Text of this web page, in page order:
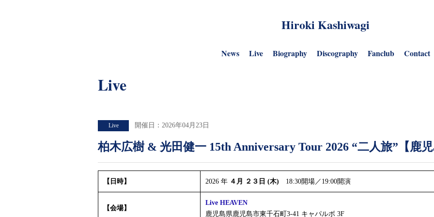
Hiroki Kashiwagi
News Live Biography Discography Fanclub Contact
Live
Live 開催日：2026年04月23日
柏木広樹 & 光田健一 15th Anniversary Tour 2026 “二人旅”【鹿
【日時】 2026 年 ４月 ２３日 (木) 18:30開場／19:00開演
【会場】
Live HEAVEN
鹿児島県鹿児島市東千石町3-41 キャパルボ 3F